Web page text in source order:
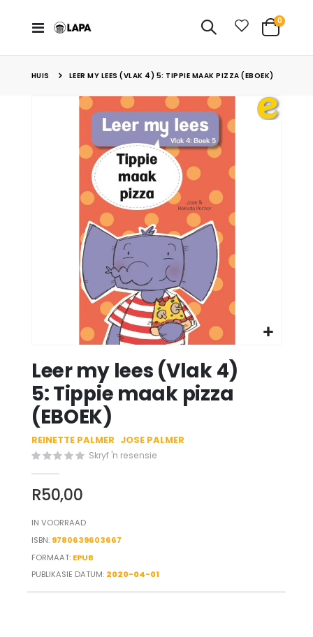
Toggle
Cart
0Items
HUIS LEER MY LEES (VLAK 4) 5: TIPPIE MAAK PIZZA (EBOEK)
Leer my lees (Vlak 4)
5: Tippie maak pizza
(EBOEK)
REINETTE PALMER JOSE PALMER
Skryf 'n resensie
R50,00
IN VOORRAAD
ISBN 9780639603667
FORMAAT: EPUB
PUBLIKASIE DATUM: 2020-04-01
to
the
beginning
of
the
images
gallery